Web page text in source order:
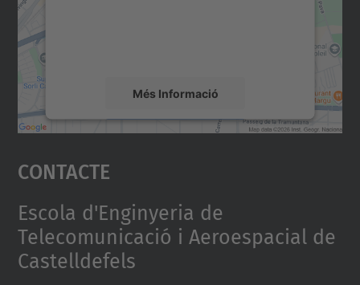
Més Informació
Accepta
powered by
Contacte
Escola d'Enginyeria de
Telecomunicació i Aeroespacial de
Castelldefels